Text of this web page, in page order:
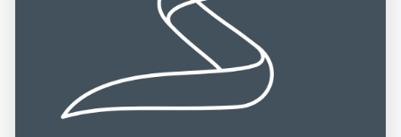
unvergesslichen Ziel für Reisende.